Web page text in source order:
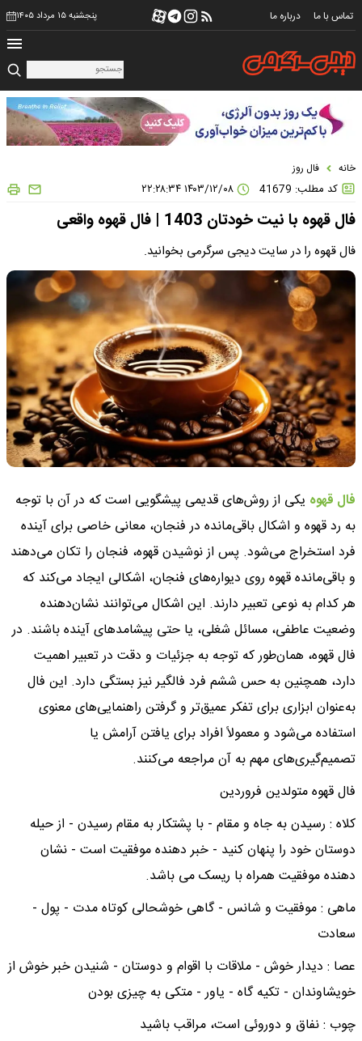
تماس با ما درباره ما پنجشنبه ۱۵ مرداد ۱۴۰۵
خانه فال روز
کد مطلب: 41679
فال قهوه با نیت خودتان 1403 | فال قهوه واقعی
فال قهوه را در سایت دیجی سرگرمی بخوانید.
فال قهوه یکی از روش‌های قدیمی پیشگویی است که در آن با توجه
به رد قهوه‌ و اشکال باقی‌مانده در فنجان، معانی خاصی برای آینده
فرد استخراج می‌شود. پس از نوشیدن قهوه، فنجان را تکان می‌دهند
و باقی‌مانده قهوه روی دیواره‌های فنجان، اشکالی ایجاد می‌کند که
هر کدام به نوعی تعبیر دارند. این اشکال می‌توانند نشان‌دهنده
وضعیت عاطفی، مسائل شغلی، یا حتی پیشامدهای آینده باشند. در
فال قهوه، همان‌طور که توجه به جزئیات و دقت در تعبیر اهمیت
دارد، همچنین به حس ششم فرد فالگیر نیز بستگی دارد. این فال
به‌عنوان ابزاری برای تفکر عمیق‌تر و گرفتن راهنمایی‌های معنوی
استفاده می‌شود و معمولاً افراد برای یافتن آرامش یا
تصمیم‌گیری‌های مهم به آن مراجعه می‌کنند.
فال قهوه متولدین فروردین
کلاه : رسیدن به جاه و مقام - با پشتکار به مقام رسیدن - از حیله
دوستان خود را پنهان کنید - خبر دهنده موفقیت است - نشان
دهنده موفقیت همراه با ریسک می باشد.
ماهی : موفقیت و شانس - گاهی خوشحالی کوتاه مدت - پول -
سعادت
عصا : دیدار خوش - ملاقات با اقوام و دوستان - شنیدن خبر خوش از
خویشاوندان - تکیه گاه - یاور - متکی به چیزی بودن
چوب : نفاق و دوروئی است، مراقب باشید